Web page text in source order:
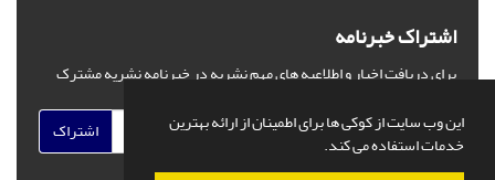
این وب سایت از کوکی ها برای اطمینان از ارائه بهترین
خدمات استفاده می کند.
اشتراک خبرنامه
برای دریافت اخبار و اطلاعیه های مهم نشریه در خبرنامه نشریه مشترک
اشتراک